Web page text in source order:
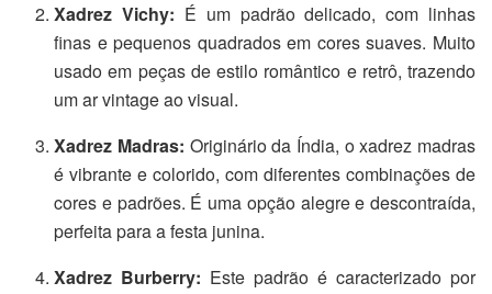
Xadrez Vichy: É um padrão delicado, com linhas
finas e pequenos quadrados em cores suaves. Muito
usado em peças de estilo romântico e retrô, trazendo
um ar vintage ao visual.
Xadrez Madras: Originário da Índia, o xadrez madras
é vibrante e colorido, com diferentes combinações de
cores e padrões. É uma opção alegre e descontraída,
perfeita para a festa junina.
Xadrez Burberry: Este padrão é caracterizado por